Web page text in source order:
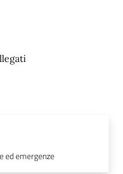
ed emergenze